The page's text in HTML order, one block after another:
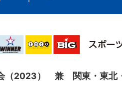
（2023） 兼 関東・東北